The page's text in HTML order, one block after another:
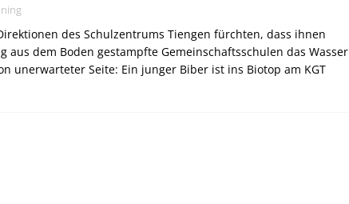
des Schulzentrums Tiengen fürchten, dass ihnen
aus dem Boden gestampfte Gemeinschaftsschulen das Wasser
unerwarteter Seite: Ein junger Biber ist ins Biotop am KGT